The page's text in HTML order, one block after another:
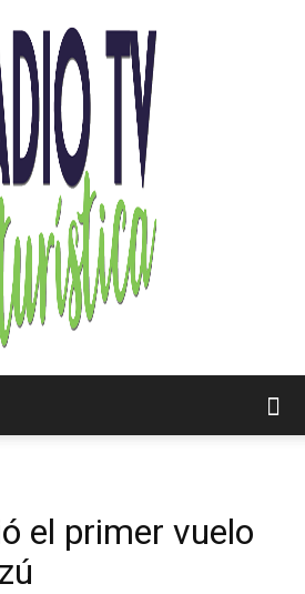
TV
el primer vuelo